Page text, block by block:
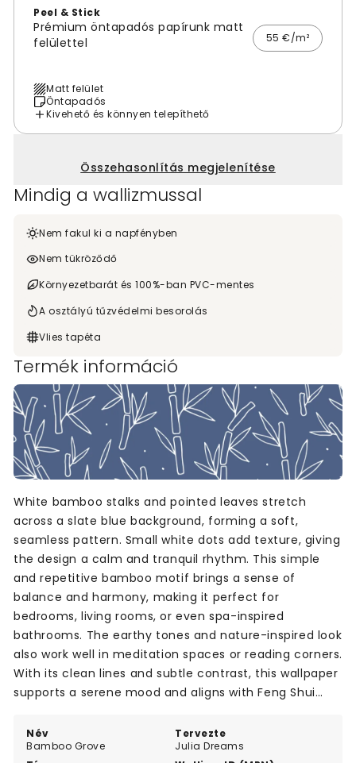
Peel & Stick
Prémium öntapadós papírunk matt
felülettel
55 €/m²
Matt felület
Öntapadós
Kivehető és könnyen telepíthető
Összehasonlítás megjelenítése
Mindig a wallizmussal
Nem fakul ki a napfényben
Nem tükröződő
Környezetbarát és 100%-ban PVC-mentes
A osztályú tűzvédelmi besorolás
Vlies tapéta
Termék információ
Név
Bamboo Grove
Tervezte
Julia Dreams
White bamboo stalks and pointed leaves stretch
across a slate blue background, forming a soft,
seamless pattern. Small white dots add texture, giving
the design a calm and tranquil rhythm. This simple
and repetitive bamboo motif brings a sense of
balance and harmony, making it perfect for
bedrooms, living rooms, or even spa-inspired
bathrooms. The earthy tones and nature-inspired look
also work well in meditation spaces or reading corners.
With its clean lines and subtle contrast, this wallpaper
supports a serene mood and aligns with Feng Shui
nature-themed interior.